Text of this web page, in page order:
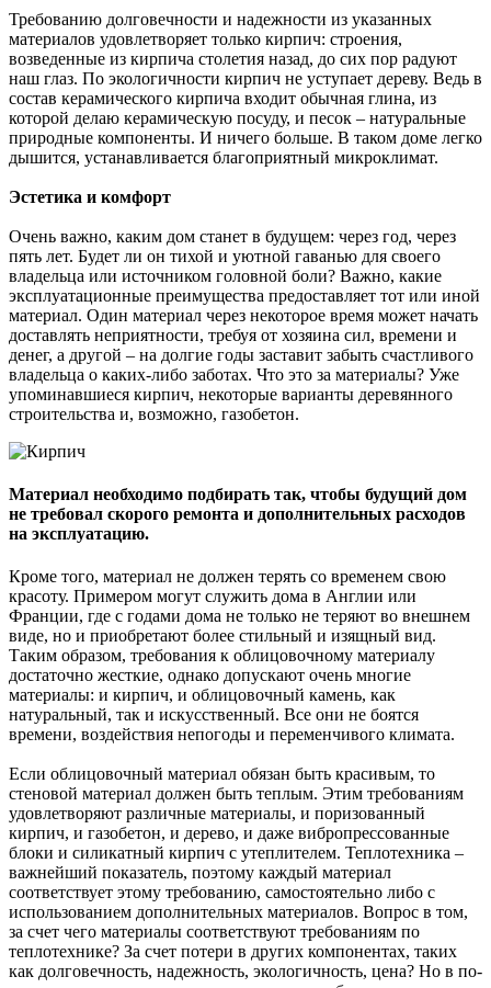
Требованию долговечности и надежности из указанных
материалов удовлетворяет только кирпич: строения,
возведенные из кирпича столетия назад, до сих пор радуют
наш глаз. По экологичности кирпич не уступает дереву. Ведь в
состав керамического кирпича входит обычная глина, из
которой делаю керамическую посуду, и песок – натуральные
природные компоненты. И ничего больше. В таком доме легко
дышится, устанавливается благоприятный микроклимат.
Эстетика и комфорт
Очень важно, каким дом станет в будущем: через год, через
пять лет. Будет ли он тихой и уютной гаванью для своего
владельца или источником головной боли? Важно, какие
эксплуатационные преимущества предоставляет тот или иной
материал. Один материал через некоторое время может начать
доставлять неприятности, требуя от хозяина сил, времени и
денег, а другой – на долгие годы заставит забыть счастливого
владельца о каких-либо заботах. Что это за материалы? Уже
упоминавшиеся кирпич, некоторые варианты деревянного
строительства и, возможно, газобетон.
Материал необходимо подбирать так, чтобы будущий дом
не требовал скорого ремонта и дополнительных расходов
на эксплуатацию.
Кроме того, материал не должен терять со временем свою
красоту. Примером могут служить дома в Англии или
Франции, где с годами дома не только не теряют во внешнем
виде, но и приобретают более стильный и изящный вид.
Таким образом, требования к облицовочному материалу
достаточно жесткие, однако допускают очень многие
материалы: и кирпич, и облицовочный камень, как
натуральный, так и искусственный. Все они не боятся
времени, воздействия непогоды и переменчивого климата.
Если облицовочный материал обязан быть красивым, то
стеновой материал должен быть теплым. Этим требованиям
удовлетворяют различные материалы, и поризованный
кирпич, и газобетон, и дерево, и даже вибропрессованные
блоки и силикатный кирпич с утеплителем. Теплотехника –
важнейший показатель, поэтому каждый материал
соответствует этому требованию, самостоятельно либо с
использованием дополнительных материалов. Вопрос в том,
за счет чего материалы соответствуют требованиям по
теплотехнике? За счет потери в других компонентах, таких
как долговечность, надежность, экологичность, цена? Но в по-